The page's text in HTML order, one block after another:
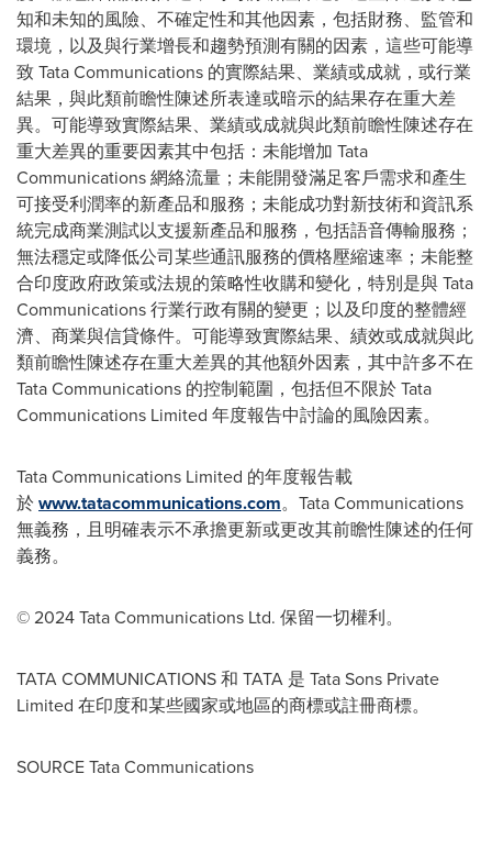
知和未知的風險、不確定性和其他因素，包括財務、監管和
環境，以及與行業增長和趨勢預測有關的因素，這些可能導
致 Tata Communications 的實際結果、業績或成就，或行業
結果，與此類前瞻性陳述所表達或暗示的結果存在重大差
異。可能導致實際結果、業績或成就與此類前瞻性陳述存在
重大差異的重要因素其中包括：未能增加 Tata
Communications 網絡流量；未能開發滿足客戶需求和產生
可接受利潤率的新產品和服務；未能成功對新技術和資訊系
統完成商業測試以支援新產品和服務，包括語音傳輸服務；
無法穩定或降低公司某些通訊服務的價格壓縮速率；未能整
合印度政府政策或法規的策略性收購和變化，特別是與 Tata
Communications 行業行政有關的變更；以及印度的整體經
濟、商業與信貸條件。可能導致實際結果、績效或成就與此
類前瞻性陳述存在重大差異的其他額外因素，其中許多不在
Tata Communications 的控制範圍，包括但不限於 Tata
Communications Limited 年度報告中討論的風險因素。
Tata Communications Limited 的年度報告載
於www.tatacommunications.com。Tata Communications
無義務，且明確表示不承擔更新或更改其前瞻性陳述的任何
義務。
© 2024 Tata Communications Ltd. 保留一切權利。
TATA COMMUNICATIONS 和 TATA 是 Tata Sons Private
Limited 在印度和某些國家或地區的商標或註冊商標。
SOURCE Tata Communications